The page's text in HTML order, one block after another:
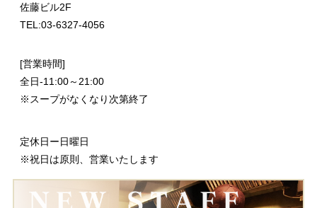
佐藤ビル2F
TEL:03-6327-4056
[営業時間]
全日-11:00～21:00
※スープがなくなり次第終了
定休日ー日曜日
※祝日は原則、営業いたします